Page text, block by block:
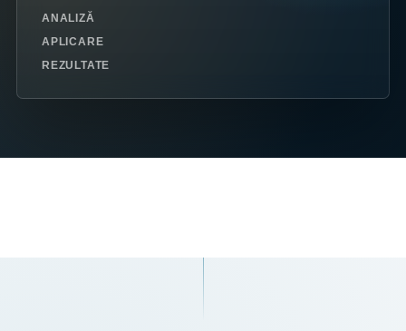
ANALIZĂ
APLICARE
REZULTATE